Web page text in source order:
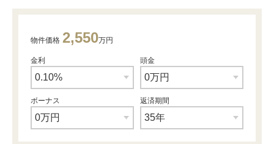
物件価格 2,550万円
金利 頭金
ボーナス 返済期間